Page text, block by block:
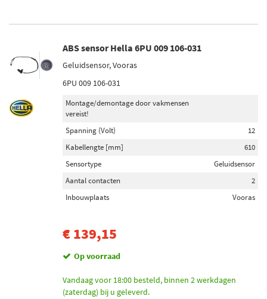
ABS sensor Hella 6PU 009 106-031
Geluidsensor, Vooras
6PU 009 106-031
Montage/demontage door vakmensen
vereist!
Spanning (Volt)
12
Kabellengte [mm]
610
Sensortype
Geluidsensor
Aantal contacten
2
Inbouwplaats
Vooras
€ 139,15
Op voorraad
Vandaag voor 18:00 besteld, binnen 2 werkdagen
(zaterdag) bij u geleverd.